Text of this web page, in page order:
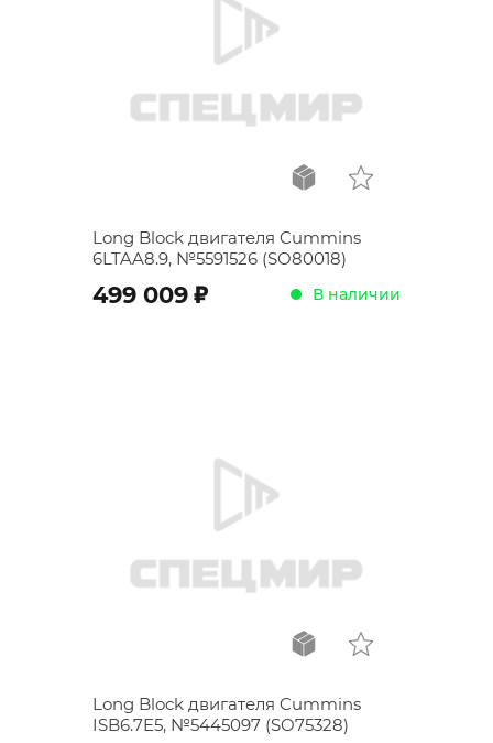
Long Block двигателя Cummins
6LTAA8.9, №5591526 (SO80018)
499 009 ; В наличии
Long Block двигателя Cummins
ISB6.7E5, №5445097 (SO75328)